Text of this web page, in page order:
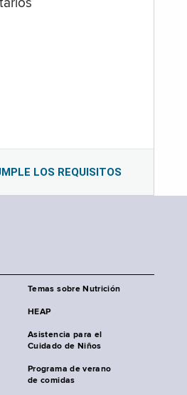
LOS REQUISITOS
Temas sobre Nutrición
HEAP
Asistencia para el
Cuidado de Niños
Programa de verano
de comidas